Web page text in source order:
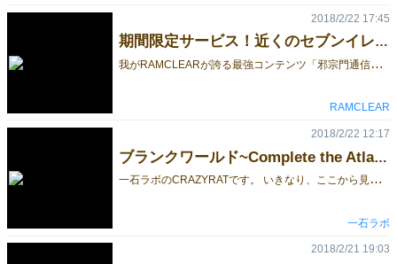
期間限定サービス！近くのセブンイレブンでゲット！
我
がRAMCLEARが誇る最強コンテンツ「邪宗門通信」！ 別名、「ゲーム完成記念対談をまとめた文字数がやたら多い限定配布してるチラシ」 この邪宗門通信が今日から一週間、お近くのセブンイレブンでプリントアウトできます。 出力方法は以下 ・セブンイレブンにいく ・コピー機の「ネットプリント」をタッチ ・予約番号を入れ、出力料金を払う（一枚２０円） ・出てきます ▼「邪宗門通信」創刊号 畳地獄完成！ 予約番号19813653（両面プリントか２Pなので４０円） ▼「邪宗門通信」第弐号 ヘルトウクン完成！ 予約番号42573961（２０円） 一週間でデータが消えちゃうんでお早めに！
2018/2/22 17:45
RAMCLEAR
ブランクワールド~Complete the Atlas~ができるまで 5
一
石ラボのCRAZYRATです。 いきなり、ここから見てしまった方は、続きものとなっておりますので、ぜひ1からご覧ください。 EXCELでボードゲームのデータ作成、と聞くと、普通はルールを整理したり、コンポーネントの数を記録したり、という事をイメージすると思います。 しかし、職場ではEXCEL職人と言われている私は、とりあえず何をするにも、まずはEXCELで作成する癖があったので、コンポーネントをEXCELで作り始めたのです。 最終的には、印刷用入稿データは、イラストレーターやフォトショップで、という知識はなかったわけではありませんが、そんな高価なソフトは持っていませんでした。 とにかく、データを作ってPDFにして、それを変換するソフトを見つければいいだろう、と軽い気持ちでいたのです。 EXCELなら、使い勝手が隅々まで分かっていたし、マクロを使って、同じ形のオブジェクトを等間隔に並べたりできるし、仕事中に作業をやっていてもバレない、という利点がありました。 絵は描けなくても、地図を手作業でトレースする、といった事も、まあ慣れた作業でした。 これは、テストVer.2の開発画面です。 センスの欠片もありませんが、とりあえず、こんな形で始まったのです。
2018/2/22 12:17
一石ラボ
2018/2/21 19:03